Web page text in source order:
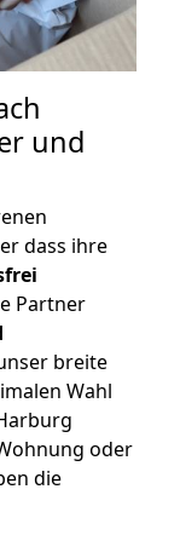
und
dass ihre
Partner
breite
Wahl
oder
die